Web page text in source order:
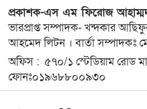
জুলাই অভ্যুত্থানের দুই
এমপিরা কে
১০
গরু চুরির অভিযোগে
শিকার, কারাগারে প্রেরণ
১১
প্রকাশক-এস এম ফিরোজ
ভারপ্রাপ্ত সম্পাদক- খন্দকার
আহমেদ লিটন । বার্তা সম্পাদকঃ
অফিস : ৫৭০/১ স্টেডিয়াম রোড
ফোনঃ০১৯৬৮৮০০৯৩০